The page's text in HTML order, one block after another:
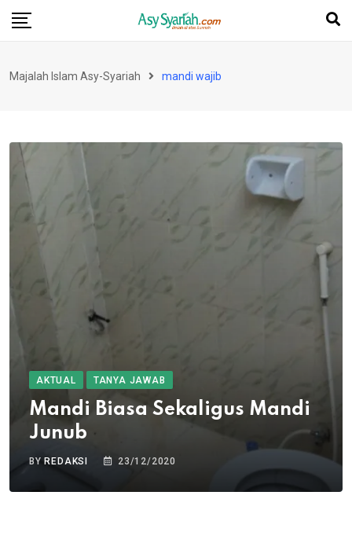
Skip
Majalah Islam Asy-Syariah mandi wajib
AKTUAL TANYA JAWAB
Mandi Biasa Sekaligus Mandi
Junub
BYREDAKSI 23/12/2020